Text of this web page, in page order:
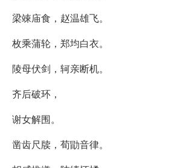
梁竦庙食，赵温雄飞。
枚乘蒲轮，郑均白衣。
陵母伏剑，轲亲断机。
齐后破环，
谢女解围。
凿齿尺牍，荀勖音律。